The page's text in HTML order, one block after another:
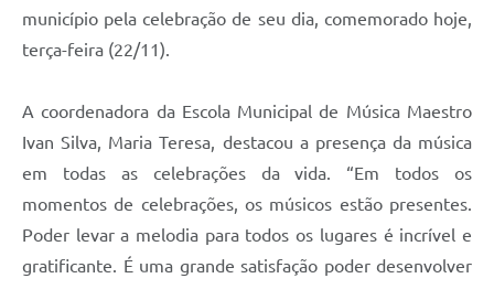
município pela celebração de seu dia, comemorado hoje,
terça-feira (22/11).
A coordenadora da Escola Municipal de Música Maestro
Ivan Silva, Maria Teresa, destacou a presença da música
em todas as celebrações da vida. “Em todos os
momentos de celebrações, os músicos estão presentes.
Poder levar a melodia para todos os lugares é incrível e
gratificante. É uma grande satisfação poder desenvolver